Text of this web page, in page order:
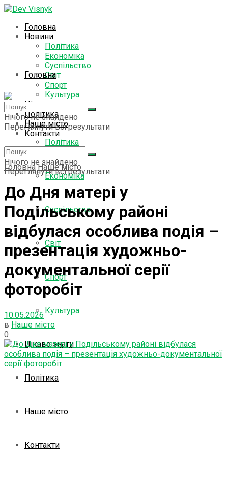
Головна
Новини
Політика
Економіка
Суспільство
Світ
Спорт
Культура
Цікаво знати
Політика
Наше місто
Контакти
Нічого не знайдено
Переглянути всі результати
Головна
Новини
Політика
Економіка
Суспільство
Світ
Спорт
Культура
Цікаво знати
Політика
Наше місто
Контакти
Нічого не знайдено
Переглянути всі результати
Головна Наше місто
До Дня матері у
Подільському районі
відбулася особлива подія –
презентація художньо-
документальної серії
фоторобіт
10.05.2026
в Наше місто
0